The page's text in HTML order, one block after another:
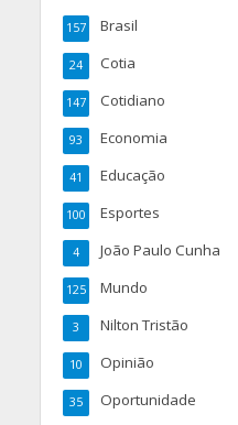
Brasil
157
Cotia
24
Cotidiano
147
Economia
93
Educação
41
Esportes
100
João Paulo Cunha
4
Mundo
125
Nilton Tristão
3
Opinião
10
Oportunidade
35